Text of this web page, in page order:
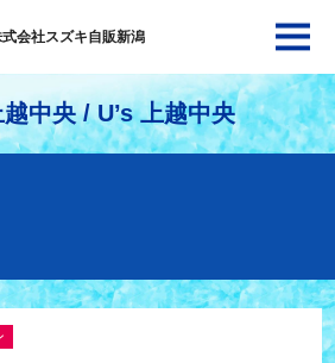
会社スズキ自販新潟
中央 / U’s 上越中央